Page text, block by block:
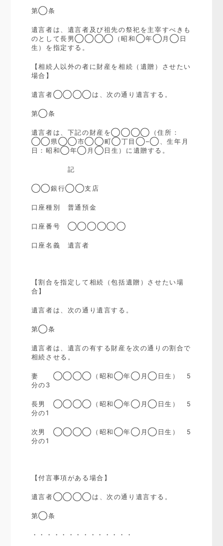
第◯条
遺言者は、遺言者及び祖先の祭祀を主宰すべきも
のとして長男◯◯◯◯（昭和◯年◯月◯日
生）を指定する。
【相続人以外の者に財産を相続（遺贈）させたい
場合】
遺言者◯◯◯◯は、次の通り遺言する。
第◯条
遺言者は、下記の財産を◯◯◯◯（住所：
◯◯県◯◯市◯◯町◯丁目◯–◯、生年月
日：昭和◯年◯月◯日生）に遺贈する。
記
◯◯銀行◯◯支店
口座種別 普通預金
口座番号 ◯◯◯◯◯◯
口座名義 遺言者
【割合を指定して相続（包括遺贈）させたい場
合】
遺言者は、次の通り遺言する。
第◯条
遺言者は、遺言の有する財産を次の通りの割合で
相続させる。
妻 ◯◯◯◯（昭和◯年◯月◯日生） 5
分の3
長男 ◯◯◯◯（昭和◯年◯月◯日生） 5
分の1
次男 ◯◯◯◯（昭和◯年◯月◯日生） 5
分の1
【付言事項がある場合】
遺言者◯◯◯◯は、次の通り遺言する。
第◯条
・・・・・・・・・・・・・・